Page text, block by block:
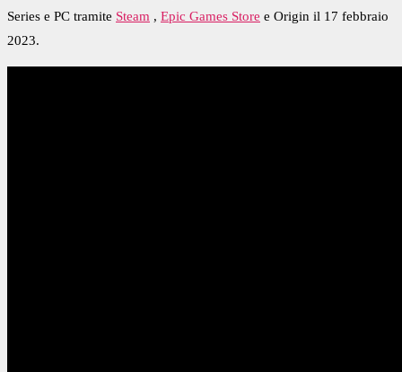
Series e PC tramite Steam , Epic Games Store e Origin il 17 febbraio
2023.